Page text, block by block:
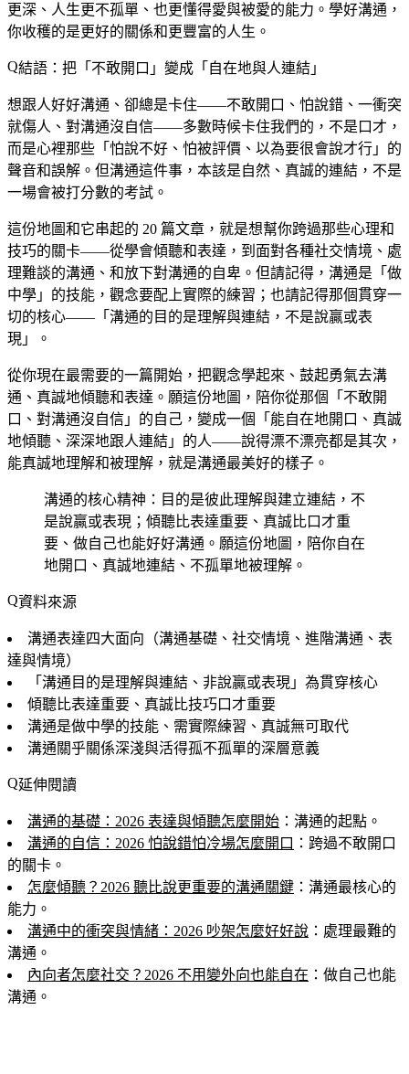
更深、人生更不孤單、也更懂得愛與被愛的能力。學好溝通，
你收穫的是更好的關係和更豐富的人生。
結語：把「不敢開口」變成「自在地與人連結」
想跟人好好溝通、卻總是卡住——不敢開口、怕說錯、一衝突
就傷人、對溝通沒自信——多數時候卡住我們的，不是口才，
而是心裡那些「怕說不好、怕被評價、以為要很會說才行」的
聲音和誤解。但溝通這件事，本該是自然、真誠的連結，不是
一場會被打分數的考試。
這份地圖和它串起的 20 篇文章，就是想幫你跨過那些心理和
技巧的關卡——從學會傾聽和表達，到面對各種社交情境、處
理難談的溝通、和放下對溝通的自卑。但請記得，溝通是「做
中學」的技能，觀念要配上實際的練習；也請記得那個貫穿一
切的核心——「溝通的目的是理解與連結，不是說贏或表
現」。
從你現在最需要的一篇開始，把觀念學起來、鼓起勇氣去溝
通、真誠地傾聽和表達。願這份地圖，陪你從那個「不敢開
口、對溝通沒自信」的自己，變成一個「能自在地開口、真誠
地傾聽、深深地跟人連結」的人——說得漂不漂亮都是其次，
能真誠地理解和被理解，就是溝通最美好的樣子。
溝通的核心精神：目的是彼此理解與建立連結，不
是說贏或表現；傾聽比表達重要、真誠比口才重
要、做自己也能好好溝通。願這份地圖，陪你自在
地開口、真誠地連結、不孤單地被理解。
資料來源
溝通表達四大面向（溝通基礎、社交情境、進階溝通、表
達與情境）
「溝通目的是理解與連結、非說贏或表現」為貫穿核心
傾聽比表達重要、真誠比技巧口才重要
溝通是做中學的技能、需實際練習、真誠無可取代
溝通關乎關係深淺與活得孤不孤單的深層意義
延伸閱讀
溝通的基礎：2026 表達與傾聽怎麼開始 ：溝通的起點。
溝通的自信：2026 怕說錯怕冷場怎麼開口 ：跨過不敢開口
的關卡。
怎麼傾聽？2026 聽比說更重要的溝通關鍵 ：溝通最核心的
能力。
溝通中的衝突與情緒：2026 吵架怎麼好好說 ：處理最難的
溝通。
內向者怎麼社交？2026 不用變外向也能自在 ：做自己也能
溝通。